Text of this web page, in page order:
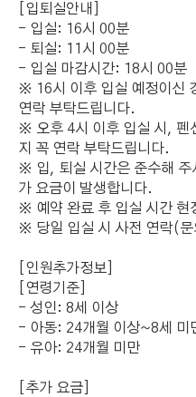
[입퇴실안내]
- 입실: 16시 00분
- 퇴실: 11시 00분
- 입실 마감시간: 18시 00분
※ 16시 이후 입실 예정이신
연락 부탁드립니다.
※ 오후 4시 이후 입실 시, 펜
지 꼭 연락 부탁드립니다.
※ 입, 퇴실 시간은 준수해 주
가 요금이 발생합니다.
※ 예약 완료 후 입실 시간 현
※ 당일 입실 시 사전 연락(
[인원추가정보]
[연령기준]
- 성인: 8세 이상
- 아동: 24개월 이상~8세 미
- 유아: 24개월 미만
[추가 요금]